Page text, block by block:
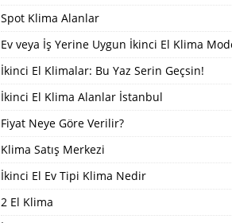
Spot Klima Alanlar
Ev veya İş Yerine Uygun İkinci El Klima
İkinci El Klimalar: Bu Yaz Serin Geçsin!
İkinci El Klima Alanlar İstanbul
Fiyat Neye Göre Verilir?
Klima Satış Merkezi
İkinci El Ev Tipi Klima Nedir
2 El Klima